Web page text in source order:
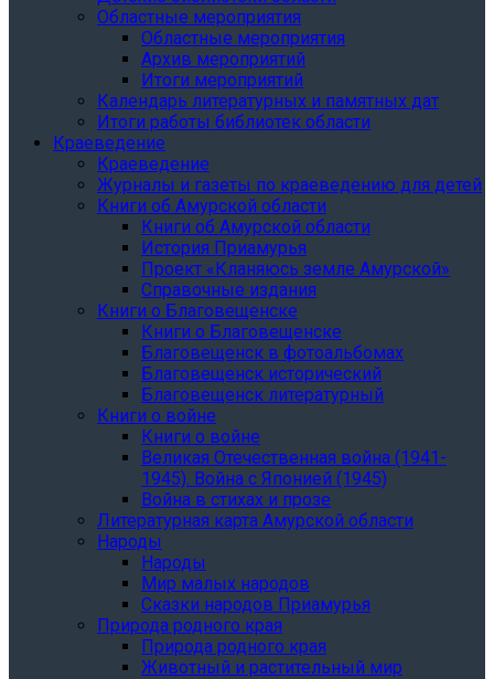
Областные мероприятия
Областные мероприятия
Архив мероприятий
Итоги мероприятий
Календарь литературных и памятных дат
Итоги работы библиотек области
Краеведение
Краеведение
Журналы и газеты по краеведению для детей
Книги об Амурской области
Книги об Амурской области
История Приамурья
Проект «Кланяюсь земле Амурской»
Справочные издания
Книги о Благовещенске
Книги о Благовещенске
Благовещенск в фотоальбомах
Благовещенск исторический
Благовещенск литературный
Книги о войне
Книги о войне
Великая Отечественная война (1941-
1945). Война с Японией (1945)
Война в стихах и прозе
Литературная карта Амурской области
Народы
Народы
Мир малых народов
Сказки народов Приамурья
Природа родного края
Природа родного края
Животный и растительный мир